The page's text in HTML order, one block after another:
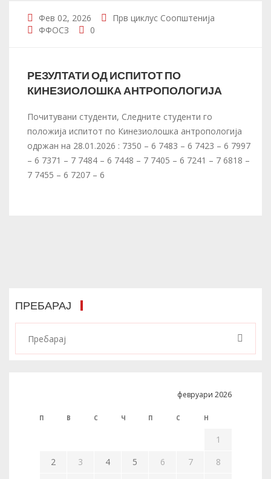
Фев 02, 2026 Прв циклус Соопштенија
ФФОСЗ
0
РЕЗУЛТАТИ ОД ИСПИТОТ ПО
КИНЕЗИОЛОШКА АНТРОПОЛОГИЈА
Почитувани студенти, Следните студенти го
положија испитот по Кинезиолошка антропологија
одржан на 28.01.2026 : 7350 – 6 7483 – 6 7423 – 6 7997
– 6 7371 – 7 7484 – 6 7448 – 7 7405 – 6 7241 – 7 6818 –
7 7455 – 6 7207 – 6
ПРЕБАРАЈ
февруари 2026
П В С Ч П С Н
1
2
3 4 5 6 7
8